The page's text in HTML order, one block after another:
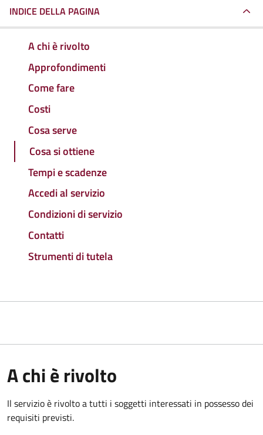
INDICE DELLA PAGINA
A chi è rivolto
Approfondimenti
Come fare
Costi
Cosa serve
Cosa si ottiene
Tempi e scadenze
Accedi al servizio
Condizioni di servizio
Contatti
Strumenti di tutela
A chi è rivolto
Il servizio è rivolto a tutti i soggetti interessati in possesso dei
requisiti previsti.